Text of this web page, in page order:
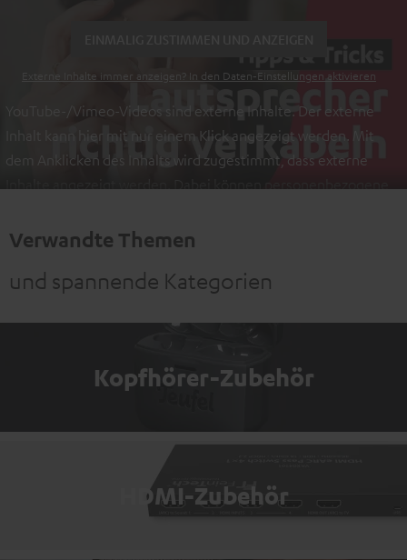
Externe Inhalte immer anzeigen? In den Daten‑Einstellungen aktivieren
YouTube-/Vimeo-Videos sind externe Inhalte. Der externe
Inhalt kann hier mit nur einem Klick angezeigt werden. Mit
dem Anklicken des Inhalts wird zugestimmt, dass externe
Inhalte angezeigt werden. Dabei können personenbezogene
Informationen sind in der Datenschutzerklärung unter I zu
Verwandte Themen
und spannende Kategorien
Kopfhörer-Zubehör
HDMI-Zubehör